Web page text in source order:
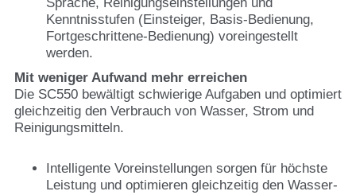
Kenntnisstufen (Einsteiger, Basis-Bedienung,
Fortgeschrittene-Bedienung) voreingestellt
werden.
Mit weniger Aufwand mehr erreichen
Die SC550 bewältigt schwierige Aufgaben und optimiert
gleichzeitig den Verbrauch von Wasser, Strom und
Reinigungsmitteln.
Intelligente Voreinstellungen sorgen für höchste
Leistung und optimieren gleichzeitig den Wasser-